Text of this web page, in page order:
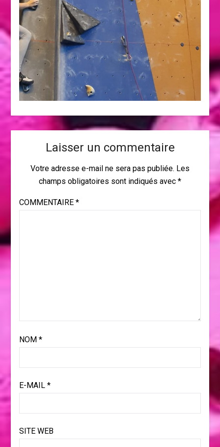
Laisser un commentaire
Votre adresse e-mail ne sera pas publiée. Les
champs obligatoires sont indiqués avec *
COMMENTAIRE *
NOM *
E-MAIL *
SITE WEB